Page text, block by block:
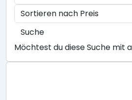
Suche
Möchtest du diese Suche mit